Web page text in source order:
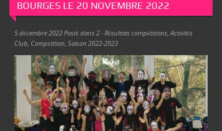
BOURGES LE 20 NOVEMBRE 2022
5 décembre 2022Posté dans 2 - Résultats compétitions,Activités
Club, Compétition, Saison 2022-2023